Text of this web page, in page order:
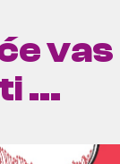
vas
...